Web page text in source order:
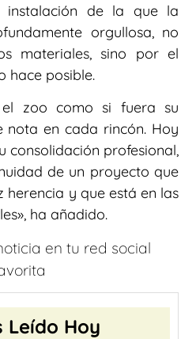
instalación de la que la
orgullosa, no
materiales, sino por el
hace posible.
el zoo como si fuera su
nota en cada rincón. Hoy
consolidación profesional,
de un proyecto que
herencia y que está en las
ha añadido.
en tu red social
Leído Hoy